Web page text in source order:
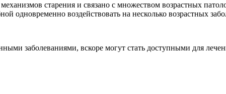
старения и связано с множеством возрастных
одновременно воздействовать на несколько возрастных
заболеваниями, вскоре могут стать доступными для